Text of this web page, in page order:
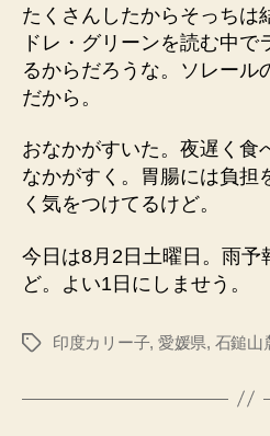
たくさんしたからそっちは
ドレ・グリーンを読む中
るからだろうな。ソレール
だから。
おなかがすいた。夜遅く食
なかがすく。胃腸には負担
く気をつけてるけど。
今日は8月2日土曜日。雨予
ど。よい1日にしませう。
タ
印度カリー子, 愛媛県, 石鎚山